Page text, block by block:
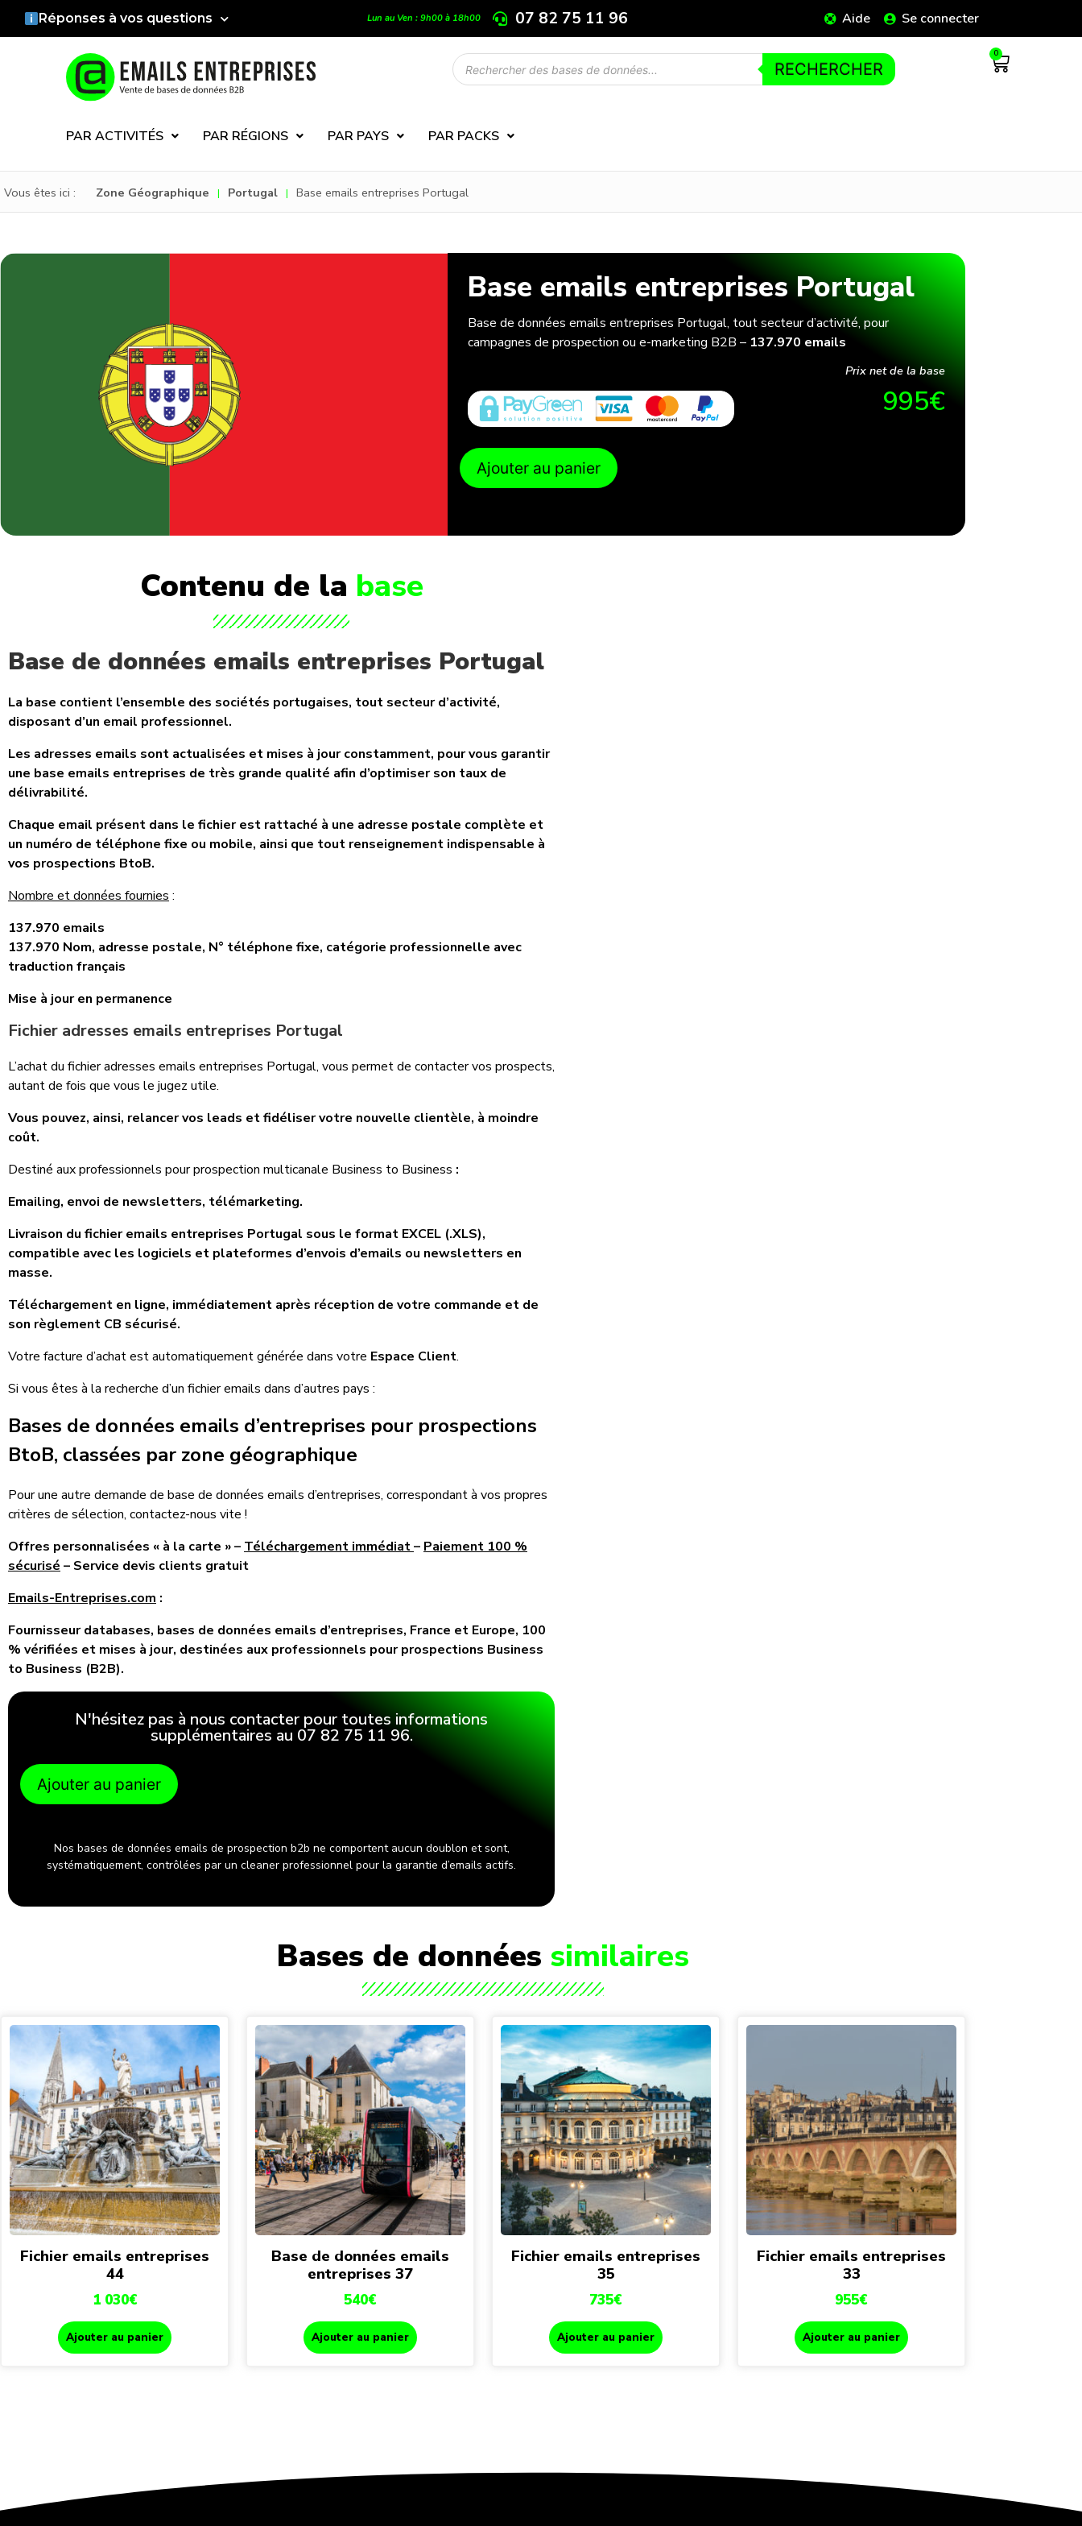
Réponses à vos questions Lun au Ven : 9h00 à 18h00 07 82 75 11 96 Aide Se connecter
RECHERCHER
0
PAR ACTIVITÉS PAR RÉGIONS PAR PAYS PAR PACKS
Vous êtes ici : Zone Géographique | Portugal | Base emails entreprises Portugal
Base emails entreprises Portugal
Base de données emails entreprises Portugal, tout secteur d’activité, pour
campagnes de prospection ou e-marketing B2B – 137.970 emails
Prix net de la base
995€
Ajouter au panier
Contenu de la base
Base de données emails entreprises Portugal
La base contient l’ensemble des sociétés portugaises, tout secteur d’activité,
disposant d’un email professionnel.
Les adresses emails sont actualisées et mises à jour constamment, pour vous garantir
une base emails entreprises de très grande qualité afin d’optimiser son taux de
délivrabilité.
Chaque email présent dans le fichier est rattaché à une adresse postale complète et
un numéro de téléphone fixe ou mobile, ainsi que tout renseignement indispensable à
vos prospections BtoB.
Nombre et données fournies :
137.970 emails
137.970 Nom, adresse postale, N° téléphone fixe, catégorie professionnelle avec
traduction français
Mise à jour en permanence
Fichier adresses emails entreprises Portugal
L’achat du fichier adresses emails entreprises Portugal, vous permet de contacter vos prospects,
autant de fois que vous le jugez utile.
Vous pouvez, ainsi, relancer vos leads et fidéliser votre nouvelle clientèle, à moindre
coût.
Destiné aux professionnels pour prospection multicanale Business to Business :
Emailing, envoi de newsletters, télémarketing.
Livraison du fichier emails entreprises Portugal sous le format EXCEL (.XLS),
compatible avec les logiciels et plateformes d’envois d’emails ou newsletters en
masse.
Téléchargement en ligne, immédiatement après réception de votre commande et de
son règlement CB sécurisé.
Votre facture d’achat est automatiquement générée dans votre Espace Client.
Si vous êtes à la recherche d’un fichier emails dans d’autres pays :
Bases de données emails d’entreprises pour prospections
BtoB, classées par zone géographique
Pour une autre demande de base de données emails d’entreprises, correspondant à vos propres
critères de sélection, contactez-nous vite !
Offres personnalisées « à la carte » – Téléchargement immédiat– Paiement 100 %
sécurisé – Service devis clients gratuit
Emails-Entreprises.com :
Fournisseur databases, bases de données emails d’entreprises, France et Europe, 100
% vérifiées et mises à jour, destinées aux professionnels pour prospections Business
to Business (B2B).
N'hésitez pas à nous contacter pour toutes informations
supplémentaires au 07 82 75 11 96.
Ajouter au panier
Nos bases de données emails de prospection b2b ne comportent aucun doublon et sont,
systématiquement, contrôlées par un cleaner professionnel pour la garantie d’emails actifs.
Bases de données similaires
Fichier emails entreprises
44
1 030€
Ajouter au panier
Base de données emails
entreprises 37
540€
Ajouter au panier
Fichier emails entreprises
35
735€
Ajouter au panier
Fichier emails entreprises
33
955€
Ajouter au panier